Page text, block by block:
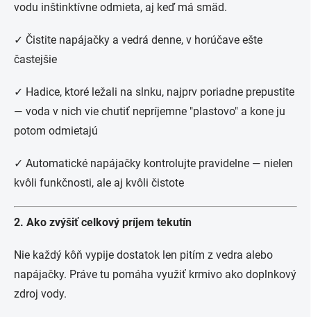
vodu inštinktívne odmieta, aj keď má smäd.
✓ Čistite napájačky a vedrá denne, v horúčave ešte
častejšie
✓ Hadice, ktoré ležali na slnku, najprv poriadne prepustite
— voda v nich vie chutiť nepríjemne "plastovo" a kone ju
potom odmietajú
✓ Automatické napájačky kontrolujte pravidelne — nielen
kvôli funkčnosti, ale aj kvôli čistote
2. Ako zvýšiť celkový príjem tekutín
Nie každý kôň vypije dostatok len pitím z vedra alebo
napájačky. Práve tu pomáha využiť krmivo ako doplnkový
zdroj vody.